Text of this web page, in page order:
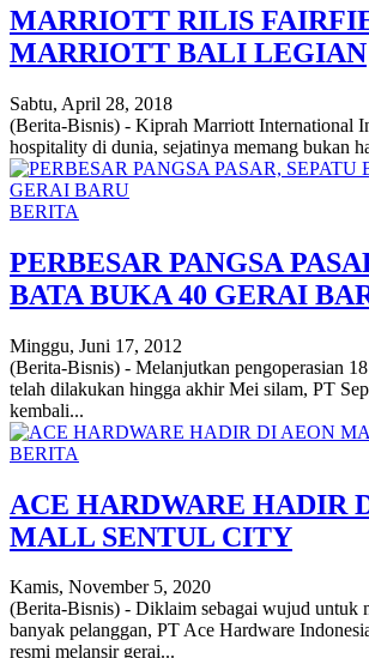
MARRIOTT RILIS
MARRIOTT BALI LEGIAN
Sabtu, April 28, 2018
(Berita-Bisnis) - Kiprah Marriott International
hospitality di dunia, sejatinya memang bukan
BERITA
PERBESAR PANGSA
BATA BUKA 40 GERAI
Minggu, Juni 17, 2012
(Berita-Bisnis) - Melanjutkan pengoperasian
telah dilakukan hingga akhir Mei silam, PT
kembali...
BERITA
ACE HARDWARE HADIR
MALL SENTUL CITY
Kamis, November 5, 2020
(Berita-Bisnis) - Diklaim sebagai wujud untuk
banyak pelanggan, PT Ace Hardware
resmi melansir gerai...